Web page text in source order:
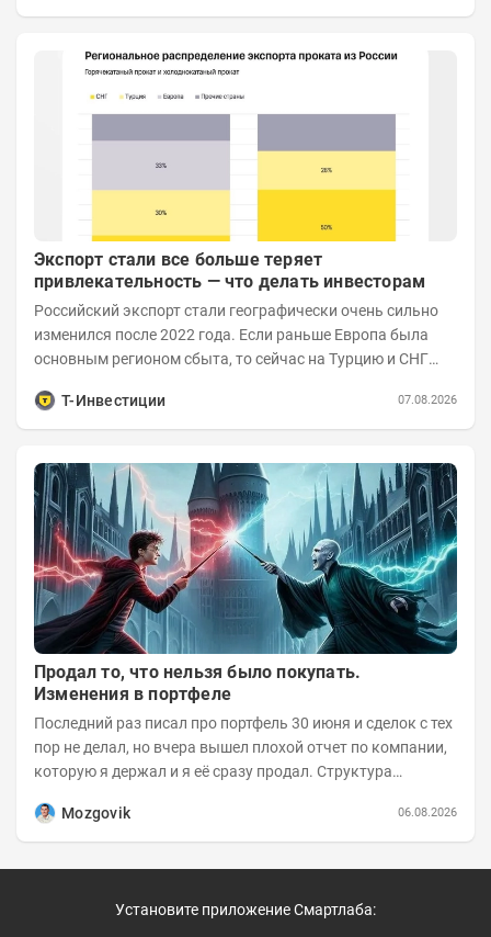
Экспорт стали все больше теряет
привлекательность — что делать инвесторам
Российский экспорт стали географически очень сильно
изменился после 2022 года. Если раньше Европа была
основным регионом сбыта, то сейчас на Турцию и СНГ
Т-Инвестиции
07.08.2026
Продал то, что нельзя было покупать.
Изменения в портфеле
Последний раз писал про портфель 30 июня и сделок с тех
пор не делал, но вчера вышел плохой отчет по компании,
которую я держал и я её сразу продал. Структура
Mozgovik
06.08.2026
Установите приложение Смартлаба: